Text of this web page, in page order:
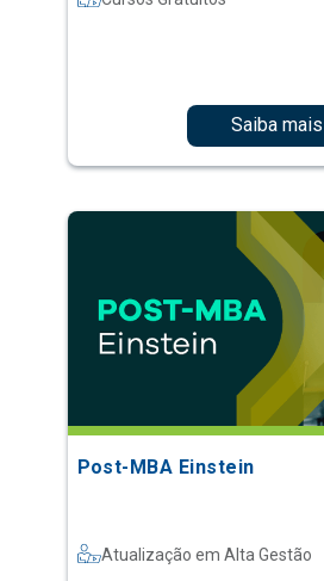
Saiba mais
Post-MBA Einstein
Atualização em Alta Gestão